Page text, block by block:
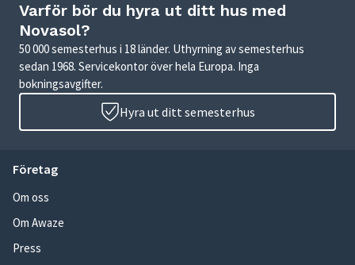
Varför bör du hyra ut ditt hus med
Novasol?
50 000 semesterhus i 18 länder. Uthyrning av semesterhus
sedan 1968. Servicekontor över hela Europa. Inga
bokningsavgifter.
Hyra ut ditt semesterhus
Företag
Om oss
Om Awaze
Press